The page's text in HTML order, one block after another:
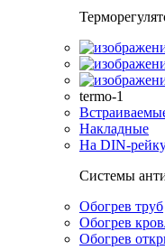
termo-1
Накладные
На DIN-
Системы
Обогрев труб
Обогрев
Обогрев